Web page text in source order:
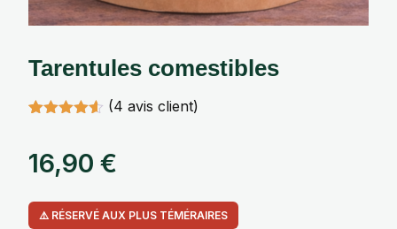
Tarentules comestibles
basé sur
notations
(4 avis client)
16,90 €
⚠️ RÉSERVÉ AUX PLUS TÉMÉRAIRES